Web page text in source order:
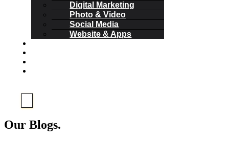
Digital Marketing
Photo & Video
Social Media
Website & Apps
Our Blogs.